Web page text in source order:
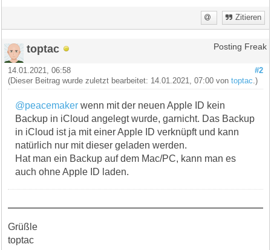
Zitieren
toptac Posting Freak
#2
14.01.2021, 06:58
(Dieser Beitrag wurde zuletzt bearbeitet: 14.01.2021, 07:00 vontoptac .)
@peacemaker wenn mit der neuen Apple ID kein
Backup in iCloud angelegt wurde, garnicht. Das Backup
in iCloud ist ja mit einer Apple ID verknüpft und kann
natürlich nur mit dieser geladen werden.
Hat man ein Backup auf dem Mac/PC, kann man es
auch ohne Apple ID laden.
Grüßle
toptac